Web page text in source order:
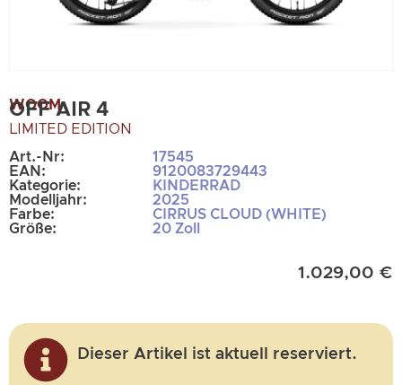
WOOM
OFF AIR 4
LIMITED EDITION
Art.-Nr:
17545
EAN:
9120083729443
Kategorie:
KINDERRAD
Modelljahr:
2025
Farbe:
CIRRUS CLOUD (WHITE)
Größe:
20 Zoll
1.029,00 €
Dieser Artikel ist aktuell reserviert.